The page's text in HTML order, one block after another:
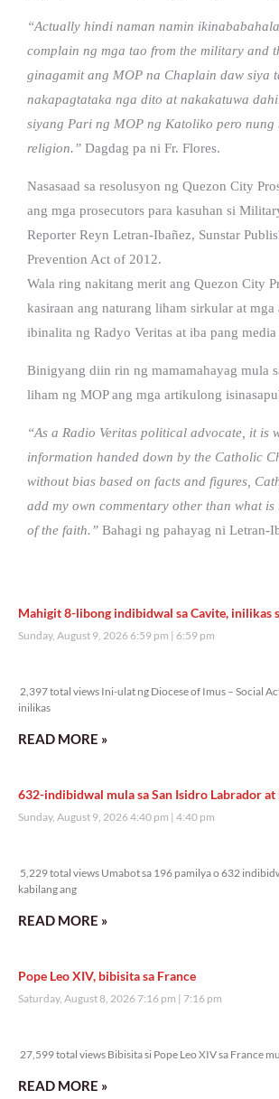
“Actually hindi naman namin
complain ng mga tao from the military and
ginagamit ang MOP na Chaplain daw siya
nakapagtataka nga dito at nakakatuwa
siyang Pari ng MOP ng Katoliko pero
religion.” Dagdag pa ni Fr. Flores.
Nasasaad sa resolusyon ng Quezon City
ang mga prosecutors para kasuhan si
Reporter Reyn Letran-Ibañez, Sunstar
Prevention Act of 2012.
Wala ring nakitang merit ang Quezon City
kasiraan ang naturang liham sirkular at
ibinalita ng Radyo Veritas at iba pang
Binigyang diin rin ng mamamahayag mula
liham ng MOP ang mga artikulong
“As a Radio Veritas political advocate, it is
information handed down by the Catholic
without bias based on facts and figures,
add my own commentary other than what
of the faith.” Bahagi ng pahayag ni Letran-
Mahigit 8-libong indibidwal sa Cavite, inilikas
Sunday, August 9, 2026 6:59 pm 6:59 pm
2,397 total views Ini-ulat ng Diocese of Imus – Social
inilikas
READ MORE »
632-indibidwal mula sa San Isidro Labrador
Sunday, August 9, 2026 4:40 pm 4:40 pm
5,229 total views Umabot sa 196 pamilya o 632
kabilang ang
READ MORE »
Pope Leo XIV, bibisita sa France
Saturday, August 8, 2026 7:16 pm 7:16 pm
27,599 total views Bibisita si Pope Leo XIV sa France
READ MORE »